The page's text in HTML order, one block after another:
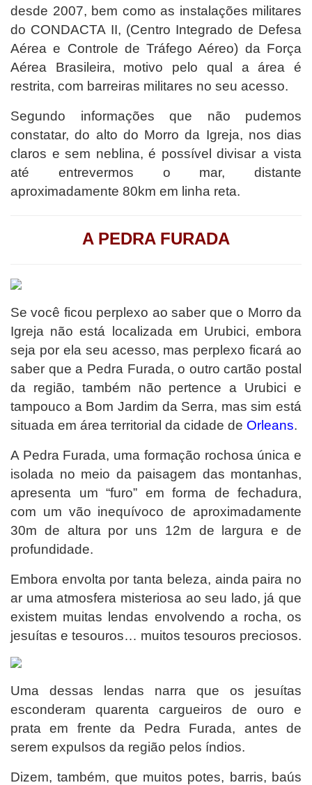
desde 2007, bem como as instalações militares
do CONDACTA II, (Centro Integrado de Defesa
Aérea e Controle de Tráfego Aéreo) da Força
Aérea Brasileira, motivo pelo qual a área é
restrita, com barreiras militares no seu acesso.
Segundo informações que não pudemos
constatar, do alto do Morro da Igreja, nos dias
claros e sem neblina, é possível divisar a vista
até entrevermos o mar, distante
aproximadamente 80km em linha reta.
A PEDRA FURADA
Se você ficou perplexo ao saber que o Morro da
Igreja não está localizada em Urubici, embora
seja por ela seu acesso, mas perplexo ficará ao
saber que a Pedra Furada, o outro cartão postal
da região, também não pertence a Urubici e
tampouco a Bom Jardim da Serra, mas sim está
situada em área territorial da cidade de Orleans.
A Pedra Furada, uma formação rochosa única e
isolada no meio da paisagem das montanhas,
apresenta um “furo” em forma de fechadura,
com um vão inequívoco de aproximadamente
30m de altura por uns 12m de largura e de
profundidade.
Embora envolta por tanta beleza, ainda paira no
ar uma atmosfera misteriosa ao seu lado, já que
existem muitas lendas envolvendo a rocha, os
jesuítas e tesouros… muitos tesouros preciosos.
Uma dessas lendas narra que os jesuítas
esconderam quarenta cargueiros de ouro e
prata em frente da Pedra Furada, antes de
serem expulsos da região pelos índios.
Dizem, também, que muitos potes, barris, baús